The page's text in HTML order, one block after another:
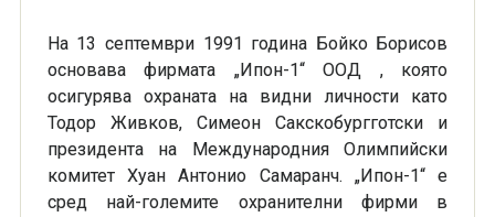
На 13 септември 1991 година Бойко Борисов
основава фирмата „Ипон-1“ ООД , която
осигурява охраната на видни личности като
Тодор Живков, Симеон Сакскобургготски и
президента на Международния Олимпийски
комитет Хуан Антонио Самаранч. „Ипон-1“ е
сред най-големите охранителни фирми в